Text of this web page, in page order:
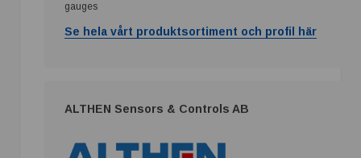
gauges
Se hela vårt produktsortiment och profil här
ALTHEN Sensors & Controls AB